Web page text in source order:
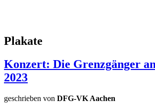
Plakate
Konzert: Die Grenzgänger
2023
geschrieben von DFG-VK Aachen